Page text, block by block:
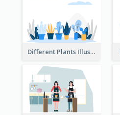
Different Plants Illustration